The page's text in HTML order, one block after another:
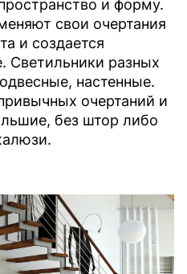
и форму.
свои очертания
и создается
Светильники разных
настенные.
очертаний и
без штор либо